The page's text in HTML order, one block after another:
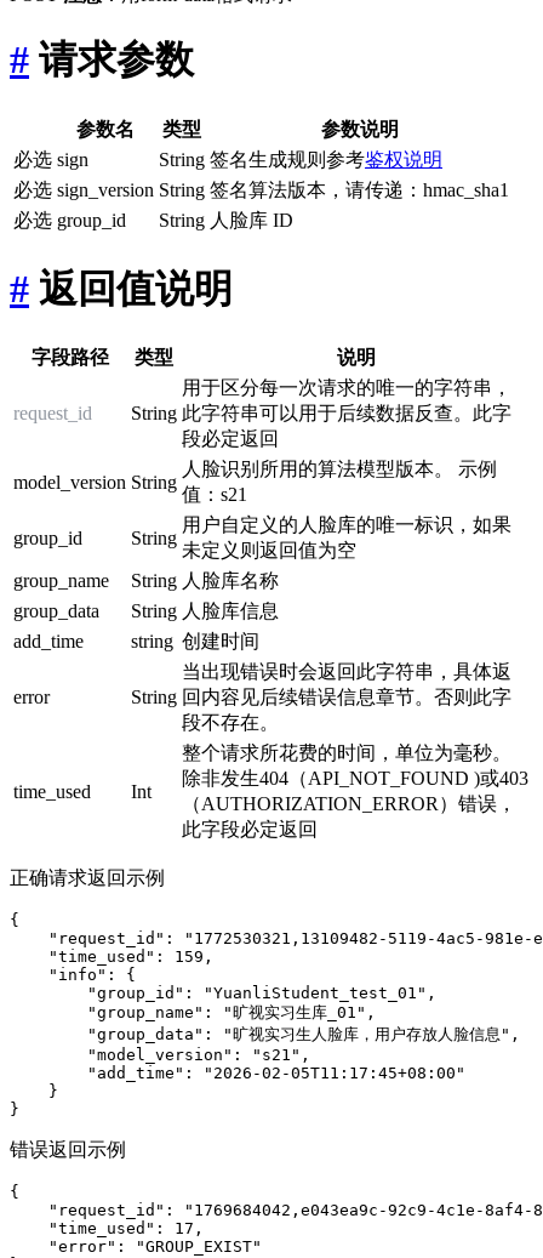
# 请求参数
参数名 类型
参数说明
必选 sign String 签名生成规则参考鉴权说明
必选 sign_version String 签名算法版本，请传递：hmac_sha1
必选 group_id String 人脸库 ID
# 返回值说明
字段路径 类型 说明
request_id String
用于区分每一次请求的唯一的字符串，
此字符串可以用于后续数据反查。此字
段必定返回
model_version String
人脸识别所用的算法模型版本。 示例
值：s21
group_id String
用户自定义的人脸库的唯一标识，如果
未定义则返回值为空
group_name
String 人脸库名称
group_data
String 人脸库信息
add_time
string 创建时间
error String
当出现错误时会返回此字符串，具体返
回内容见后续错误信息章节。否则此字
段不存在。
time_used Int
整个请求所花费的时间，单位为毫秒。
除非发生404（API_NOT_FOUND )或403
（AUTHORIZATION_ERROR）错误，
此字段必定返回
正确请求返回示例
{
"request_id": "1772530321,13109482-5119-4ac5-981e-
    "time_used": 159,
    "info": {
        "group_id": "YuanliStudent_test_01",
        "group_name": "旷视实习生库_01",
        "group_data": "旷视实习生人脸库，用户存放人脸信息",
        "model_version": "s21",
        "add_time": "2026-02-05T11:17:45+08:00"
    }
错误返回示例
{
"request_id": "1769684042,e043ea9c-92c9-4c1e-8af4-
    "time_used": 17,
    "error": "GROUP_EXIST"